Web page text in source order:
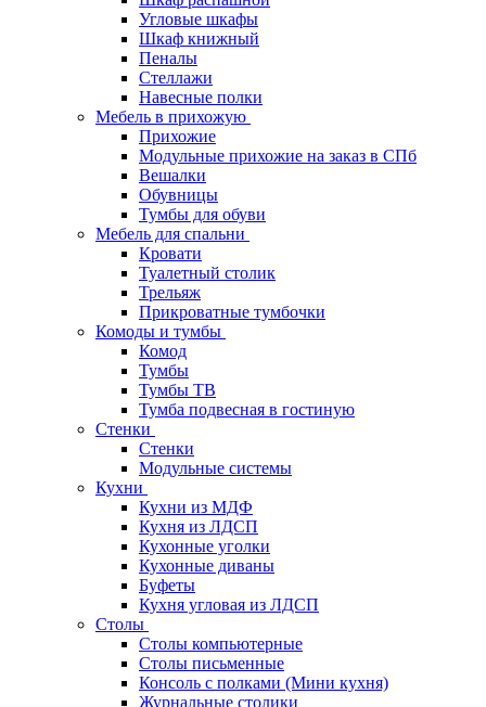
Угловые шкафы
Шкаф книжный
Пеналы
Стеллажи
Навесные полки
Мебель в прихожую
Прихожие
Модульные прихожие на заказ в СПб
Вешалки
Обувницы
Тумбы для обуви
Мебель для спальни
Кровати
Туалетный столик
Трельяж
Прикроватные тумбочки
Комоды и тумбы
Комод
Тумбы
Тумбы ТВ
Тумба подвесная в гостиную
Стенки
Стенки
Модульные системы
Кухни
Кухни из МДФ
Кухня из ЛДСП
Кухонные уголки
Кухонные диваны
Буфеты
Кухня угловая из ЛДСП
Столы
Столы компьютерные
Столы письменные
Консоль с полками (Мини кухня)
Журнальные столики